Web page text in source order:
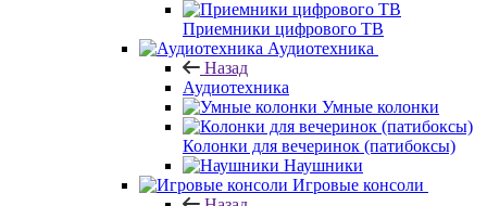
Приемники цифрового ТВ
Аудиотехника
Назад
Аудиотехника
Умные колонки
Колонки для вечеринок (патибоксы)
Наушники
Игровые консоли